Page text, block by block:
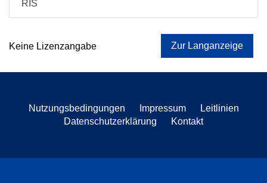
RIS
Keine Lizenzangabe Zur Langanzeige
Nutzungsbedingungen Impressum
Leitlinien
Datenschutzerklärung
Kontakt